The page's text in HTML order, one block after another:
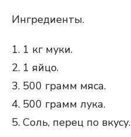
Ингредиенты.
1. 1 кг муки.
2. 1 яйцо.
3. 500 грамм мяса.
4. 500 грамм лука.
5. Соль, перец по вкусу.